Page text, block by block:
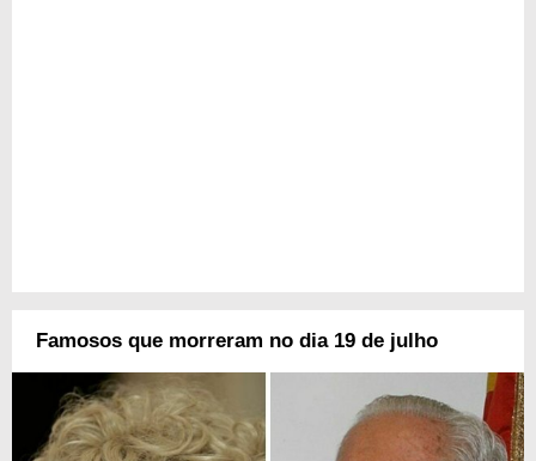
Famosos que morreram no dia 19 de julho